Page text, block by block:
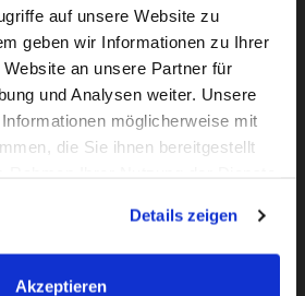
auf unsere Website zu
geben wir Informationen zu Ihrer
an unsere Partner für
und Analysen weiter. Unsere
möglicherweise mit
die Sie ihnen bereitgestellt
Webseite weiterhin nutzen.
Details zeigen
Akzeptieren